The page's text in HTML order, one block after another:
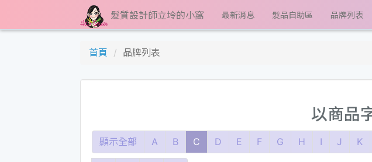
髮質設計師立坽的小窩 最新消息 髮品自助區 品牌列表
首頁 品牌列表
以商品
顯示全部 A B C D E F G H I J K